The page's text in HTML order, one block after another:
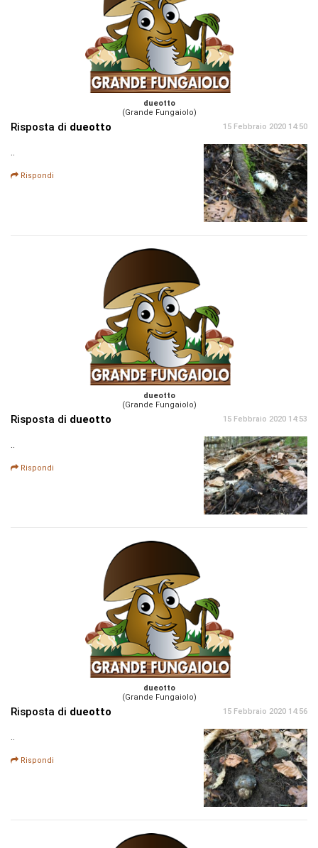
dueotto
(Grande Fungaiolo)
Risposta di dueotto 15 Febbraio 2020 14:50
..
Rispondi
dueotto
(Grande Fungaiolo)
Risposta di dueotto 15 Febbraio 2020 14:53
..
Rispondi
dueotto
(Grande Fungaiolo)
Risposta di dueotto 15 Febbraio 2020 14:56
..
Rispondi